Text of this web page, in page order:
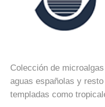
Colección de
aguas españolas y
templadas como